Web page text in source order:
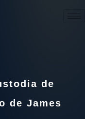
de
de James